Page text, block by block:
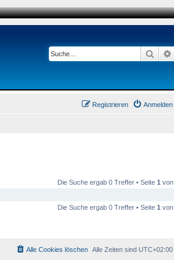
Suche
Anmelden
Registrieren
Die Suche ergab 0 Treffer • Seite 1 von
Die Suche ergab 0 Treffer • Seite 1 von
Alle Zeiten sind UTC+02:00
Alle Cookies löschen